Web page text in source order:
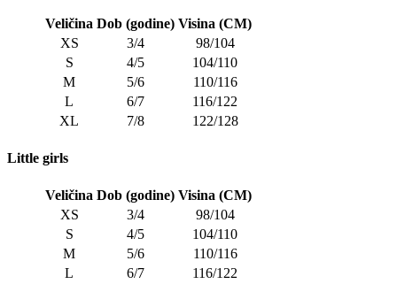
Veličina Dob (godine) Visina (CM)
XS
3/4
98/104
S
4/5
104/110
M
5/6
110/116
L
6/7
116/122
XL
7/8 122/128
Little girls
Veličina Dob (godine) Visina (CM)
XS
3/4
98/104
S
4/5
104/110
M
5/6
110/116
L
6/7
116/122